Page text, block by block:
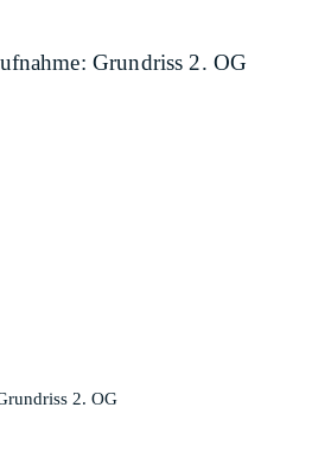
Grundriss 2. OG
2. OG